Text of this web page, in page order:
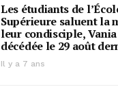
Les étudiants de
Supérieure saluent la
leur condisciple,
décédée le 29 août
Il y a 7 ans